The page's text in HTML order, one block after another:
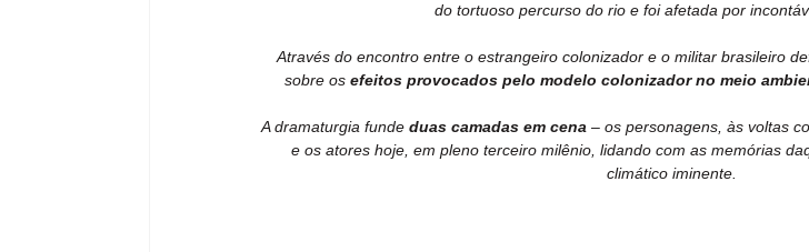
do tortuoso percurso do rio e foi afetada por
Através do encontro entre o estrangeiro colonizador e o militar brasileiro
sobre os efeitos provocados pelo modelo colonizador no meio
A dramaturgia funde duas camadas em cena – os personagens, às voltas
e os atores hoje, em pleno terceiro milênio, lidando com as memórias
climático iminente.